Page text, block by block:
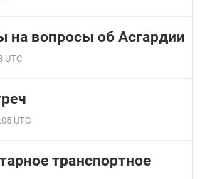
на вопросы об Асгардии
UTC
UTC
транспортное